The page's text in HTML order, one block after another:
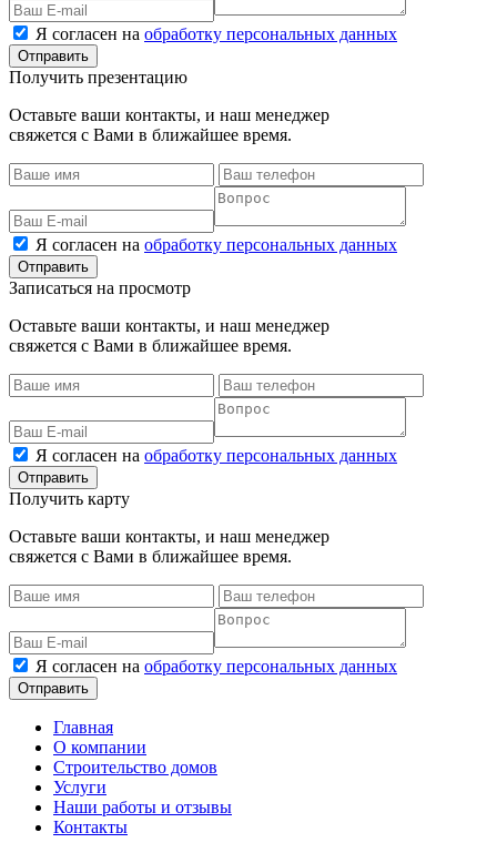
Я согласен на обработку персональных данных
Получить презентацию
Оставьте ваши контакты, и наш менеджер
свяжется с Вами в ближайшее время.
Я согласен на обработку персональных данных
Записаться на просмотр
Оставьте ваши контакты, и наш менеджер
свяжется с Вами в ближайшее время.
Я согласен на обработку персональных данных
Получить карту
Оставьте ваши контакты, и наш менеджер
свяжется с Вами в ближайшее время.
Я согласен на обработку персональных данных
Главная
О компании
Строительство домов
Услуги
Наши работы и отзывы
Контакты